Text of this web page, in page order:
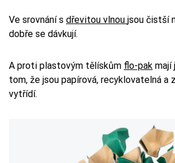
Ve srovnání s dřevitou vlnou jsou čistší
dobře se dávkují.
A proti plastovým tělískům flo-pak mají
tom, že jsou papírová, recyklovatelná a
vytřídí.